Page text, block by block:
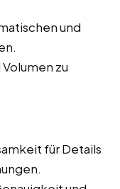
und
zu
für Details